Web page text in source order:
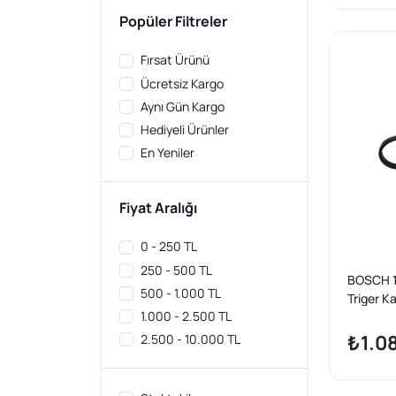
GATES
LEMFORDER
OEM
OSSCA
SWAG
TOPRAN
TRW 1
VAG / ORJINAL
Popüler Filtreler
Fırsat Ürünü
Ücretsiz Kargo
Aynı Gün Kargo
Hediyeli Ürünler
En Yeniler
Fiyat Aralığı
0 - 250 TL
250 - 500 TL
500 - 1.000 TL
1.000 - 2.500 TL
2.500 - 10.000 TL
BOSCH
Triger
on/A3/
IV/Polo/